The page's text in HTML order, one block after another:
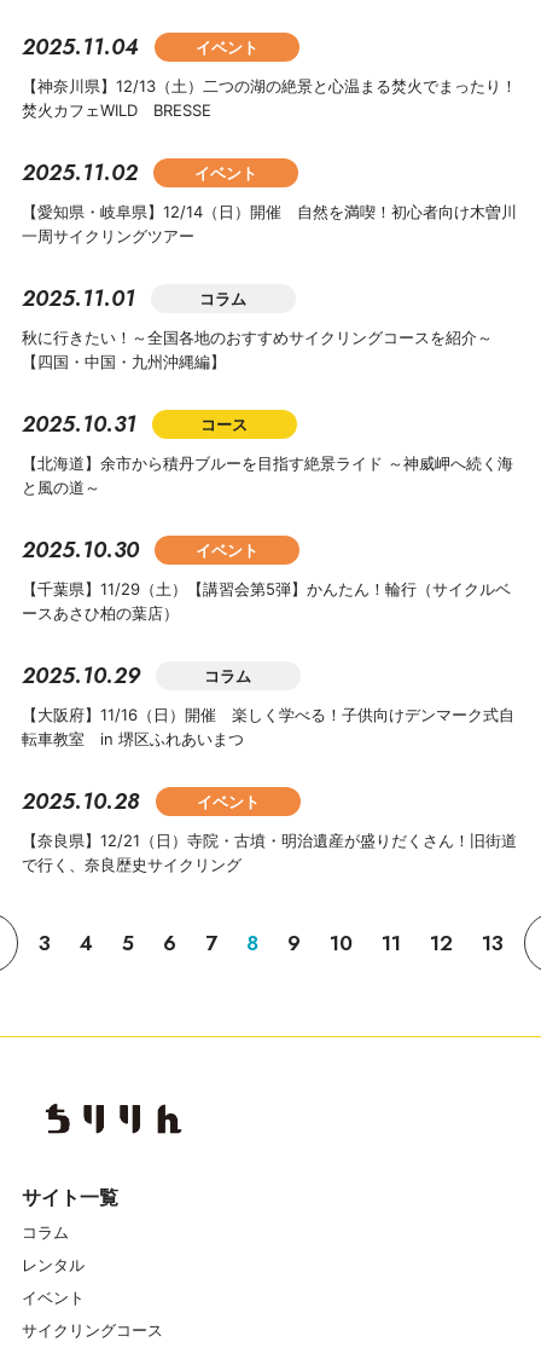
2025.11.04
イベント
【神奈川県】12/13（土）二つの湖の絶景と心温まる焚火でまったり！
焚火カフェWILD BRESSE
2025.11.02
イベント
【愛知県・岐阜県】12/14（日）開催 自然を満喫！初心者向け木曽川
一周サイクリングツアー
2025.11.01
コラム
秋に行きたい！～全国各地のおすすめサイクリングコースを紹介～
【四国・中国・九州沖縄編】
2025.10.31
コース
【北海道】余市から積丹ブルーを目指す絶景ライド ～神威岬へ続く海
と風の道～
2025.10.30
イベント
【千葉県】11/29（土）【講習会第5弾】かんたん！輪行（サイクルベ
ースあさひ柏の葉店）
2025.10.29
コラム
【大阪府】11/16（日）開催 楽しく学べる！子供向けデンマーク式自
転車教室 in 堺区ふれあいまつ
2025.10.28
イベント
【奈良県】12/21（日）寺院・古墳・明治遺産が盛りだくさん！旧街道
で行く、奈良歴史サイクリング
3 4 5 6 7 8 9 10 11 12 13
サイト一覧
コラム
レンタル
イベント
サイクリングコース